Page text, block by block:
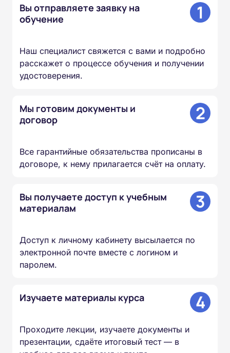
Вы отправляете заявку на
обучение
1
Наш специалист свяжется с вами и подробно
расскажет о процессе обучения и получении
удостоверения.
Мы готовим документы и
договор
2
Все гарантийные обязательства прописаны в
договоре, к нему прилагается счёт на оплату.
Вы получаете доступ к учебным
материалам
3
Доступ к личному кабинету высылается по
электронной почте вместе с логином и
паролем.
Изучаете материалы курса 4
Проходите лекции, изучаете документы и
презентации, сдаёте итоговый тест — в